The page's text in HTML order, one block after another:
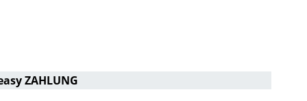
ZAHLUNG